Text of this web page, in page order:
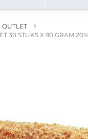
OUTLET
30 STUKS X 90 GRAM